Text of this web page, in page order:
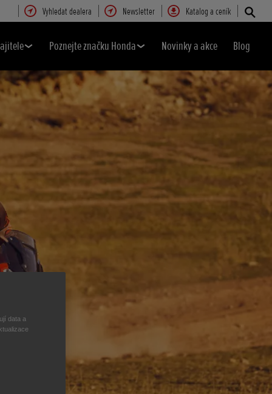
Vyhledat dealera Newsletter Katalog a ceník
Poznejte značku Honda Novinky a akce Blog
data a